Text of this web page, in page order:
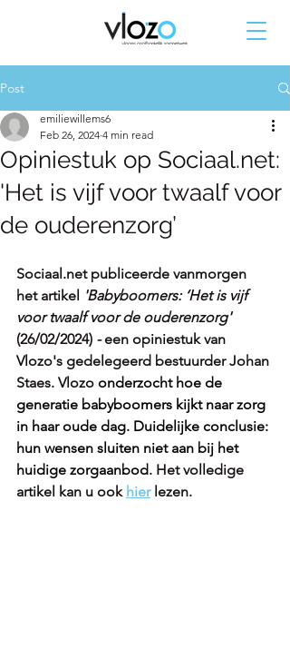
Post
Opiniestuk op Sociaal.net:
'Het is vijf voor twaalf voor
de ouderenzorg’
emiliewillems6
Feb 26, 2024 4 min read
Sociaal.net publiceerde vanmorgen
het artikel 'Babyboomers: ‘Het is vijf
voor twaalf voor de ouderenzorg'
(26/02/2024) - een opiniestuk van
Vlozo's gedelegeerd bestuurder Johan
Staes. Vlozo onderzocht hoe de
generatie babyboomers kijkt naar zorg
in haar oude dag. Duidelijke conclusie:
hun wensen sluiten niet aan bij het
huidige zorgaanbod. Het volledige
artikel kan u ook hier lezen.